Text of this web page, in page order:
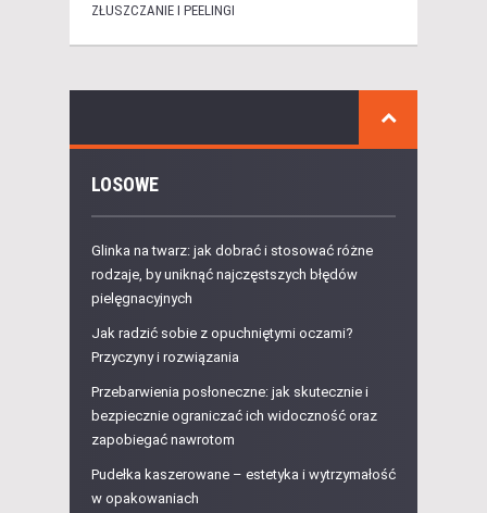
ZŁUSZCZANIE I PEELINGI
LOSOWE
Glinka na twarz: jak dobrać i stosować różne
rodzaje, by uniknąć najczęstszych błędów
pielęgnacyjnych
Jak radzić sobie z opuchniętymi oczami?
Przyczyny i rozwiązania
Przebarwienia posłoneczne: jak skutecznie i
bezpiecznie ograniczać ich widoczność oraz
zapobiegać nawrotom
Pudełka kaszerowane – estetyka i wytrzymałość
w opakowaniach